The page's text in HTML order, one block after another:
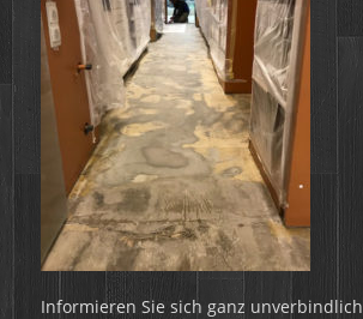
Informieren Sie sich ganz unverbindlich